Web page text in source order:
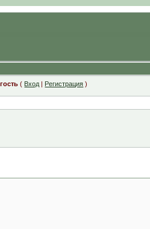
( Вход | Регистрация )